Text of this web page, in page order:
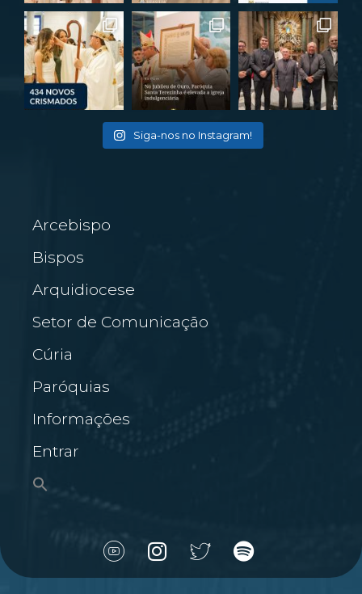
Siga-nos no Instagram!
Arcebispo
Bispos
Arquidiocese
Setor de Comunicação
Cúria
Paróquias
Informações
Entrar